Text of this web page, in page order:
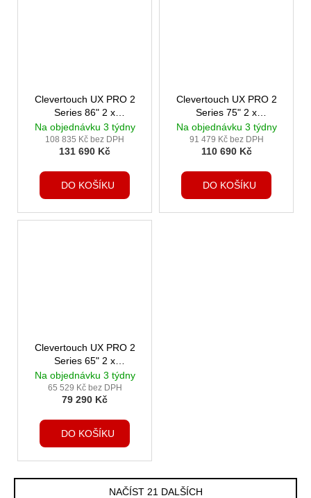
Clevertouch UX PRO 2
Series 86" 2 x
Clevershare3
Na objednávku 3 týdny
108 835 Kč bez DPH
131 690 Kč
DO KOŠÍKU
Clevertouch UX PRO 2
Series 75" 2 x
Clevershare3
Na objednávku 3 týdny
91 479 Kč bez DPH
110 690 Kč
DO KOŠÍKU
Clevertouch UX PRO 2
Series 65" 2 x
Clevershare3
Na objednávku 3 týdny
65 529 Kč bez DPH
79 290 Kč
DO KOŠÍKU
NAČÍST 21 DALŠÍCH